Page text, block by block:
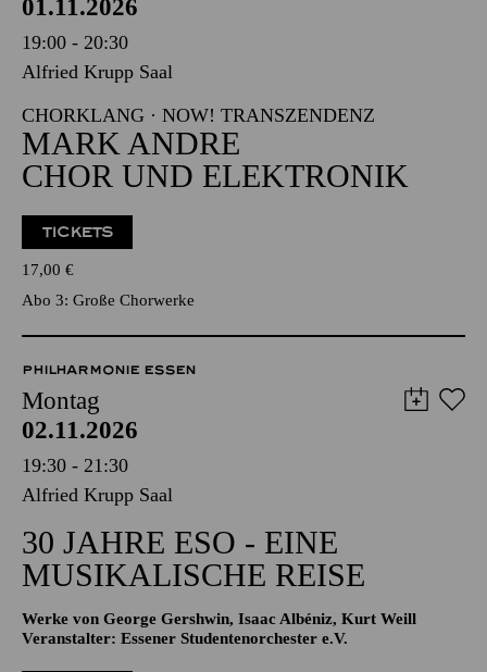
PHILHARMONIE ESSEN
Sonntag
01.11.2026
19:00 - 20:30
Alfried Krupp Saal
CHORKLANG · NOW! TRANSZENDENZ
MARK ANDRE
CHOR UND ELEKTRONIK
TICKETS
17,00€
Abo 3: Große Chorwerke
PHILHARMONIE ESSEN
Montag
02.11.2026
19:30 - 21:30
Alfried Krupp Saal
30 JAHRE ESO - EINE
MUSIKALISCHE REISE